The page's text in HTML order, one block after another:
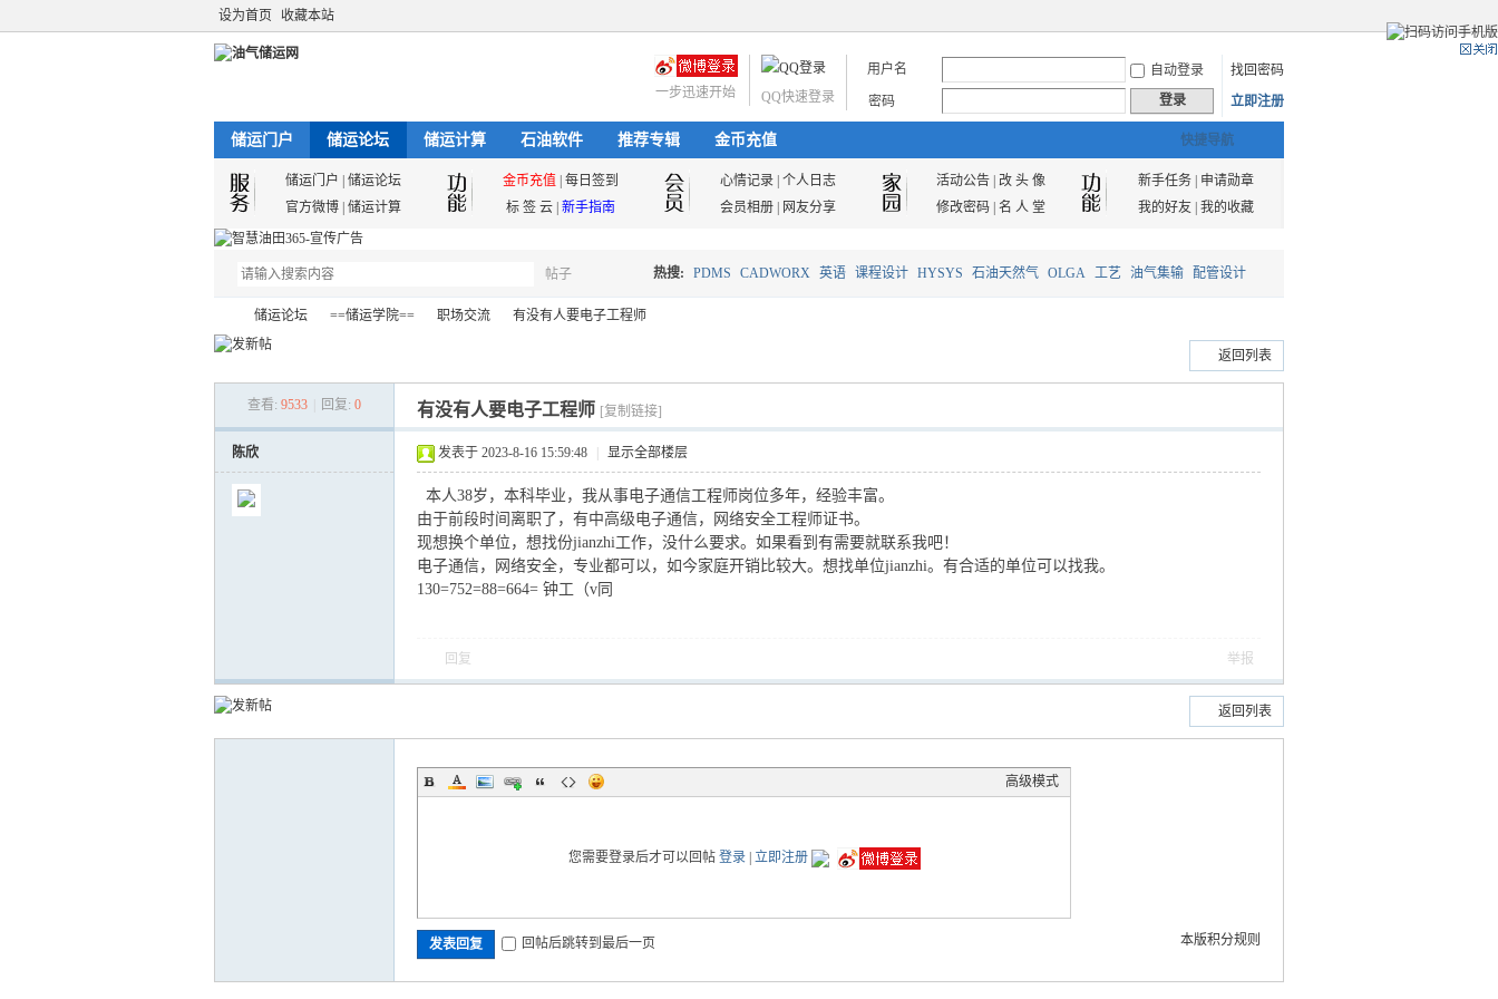
设为首页 收藏本站
用户名 自动登录
找回密码
密码
登录 立即注册
QQ快速登录
一步迅速开始
快捷导航
储运门户 储运论坛 储运计算 石油软件 推荐专辑 金币充值
储运门户 储运论坛 金币充值 每日签到 心情记录 个人日志 活动公告| 改 头 像 新手任务|
申请勋章
官方微博 储运计算 标 签 云 新手指南 会员相册 网友分享 修改密码| 名 人 堂 我的好友| 我的收藏
帖子
搜
索
热搜: PDMS CADWORX 英语 课程设计 HYSYS 石油天然气 OLGA 工艺 油气集输 配管设计
储运论坛 ==储运学院==
›
职场交流
›
有没有人要电子工程师
返回列表
查看: 9533 回复: 0 有没有人要电子工程师 [复制链接]
陈欣 发表于 2023-8-16 15:59:48 显示全部楼层
本人38岁，本科毕业，我从事电子通信工程师岗位多年，经验丰富。
由于前段时间离职了，有中高级电子通信，网络安全工程师证书。
现想换个单位，想找份jianzhi工作，没什么要求。如果看到有需要就联系我吧！
电子通信，网络安全，专业都可以，如今家庭开销比较大。想找单位jianzhi。有合适的单位可以找我。
130=752=88=664= 钟工（v同
回复 举报
返回列表
高级模式
您需要登录后才可以回帖 登录| 立即注册
本版积分规则
发表回复 回帖后跳转到最后一页